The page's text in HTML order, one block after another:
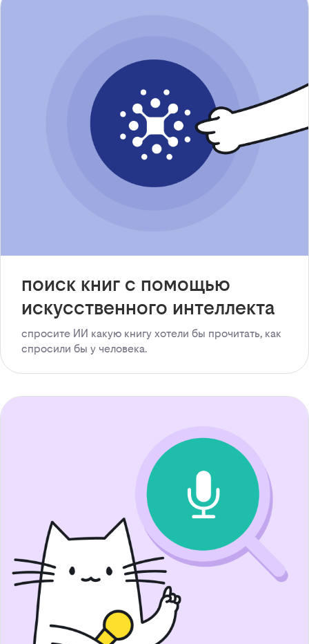
поиск книг с помощью
искусственного интеллекта
спросите ИИ какую книгу хотели бы прочитать, как
спросили бы у человека.